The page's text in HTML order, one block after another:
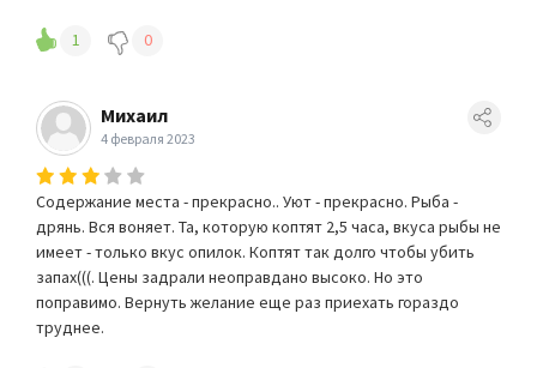
1 0
Михаил
4 февраля 2023
Содержание места - прекрасно.. Уют - прекрасно. Рыба -
дрянь. Вся воняет. Та, которую коптят 2,5 часа, вкуса рыбы не
имеет - только вкус опилок. Коптят так долго чтобы убить
запах(((. Цены задрали неоправдано высоко. Но это
поправимо. Вернуть желание еще раз приехать гораздо
труднее.